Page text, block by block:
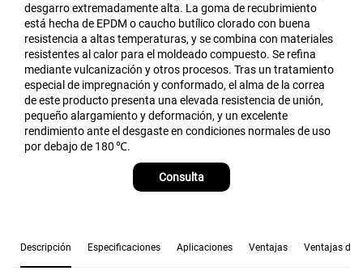
desgarro extremadamente alta. La goma de recubrimiento
está hecha de EPDM o caucho butílico clorado con buena
resistencia a altas temperaturas, y se combina con materiales
resistentes al calor para el moldeado compuesto. Se refina
mediante vulcanización y otros procesos. Tras un tratamiento
especial de impregnación y conformado, el alma de la correa
de este producto presenta una elevada resistencia de unión,
pequeño alargamiento y deformación, y un excelente
rendimiento ante el desgaste en condiciones normales de uso
por debajo de 180 ℃.
Consulta
Descripción Especificaciones Aplicaciones Ventajas Ventajas de